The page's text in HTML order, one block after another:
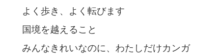
よく歩き、よく転びます
国境を越えること
みんなきれいなのに、わたしだけカンガ